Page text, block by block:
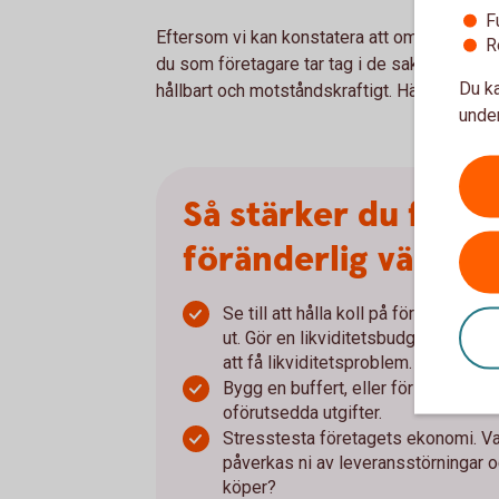
Eftersom vi kan konstatera att
du som företagare tar tag i de saker du
hållbart och motståndskraftigt. Här är mina
Så stärker du
föränderlig värld:
Se till att hålla koll på företagets
ut. Gör en likviditetsbudget så att
att få likviditetsproblem.
Bygg en buffert, eller förstärk den
oförutsedda utgifter.
Stresstesta företagets ekonomi.
påverkas ni av leveransstörningar
köper?
Du